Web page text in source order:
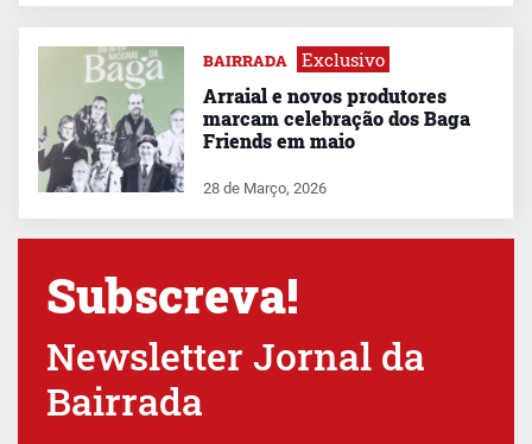
BAIRRADA Exclusivo
Arraial e novos produtores
marcam celebração dos Baga
Friends em maio
28 de Março, 2026
Subscreva!
Newsletter Jornal da
Bairrada